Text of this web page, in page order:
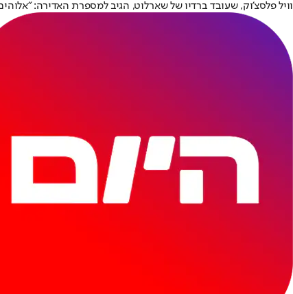
וויל פלסצ'וק, שעובד ברדיו של שארלוט, הגיב למספרת האדירה: